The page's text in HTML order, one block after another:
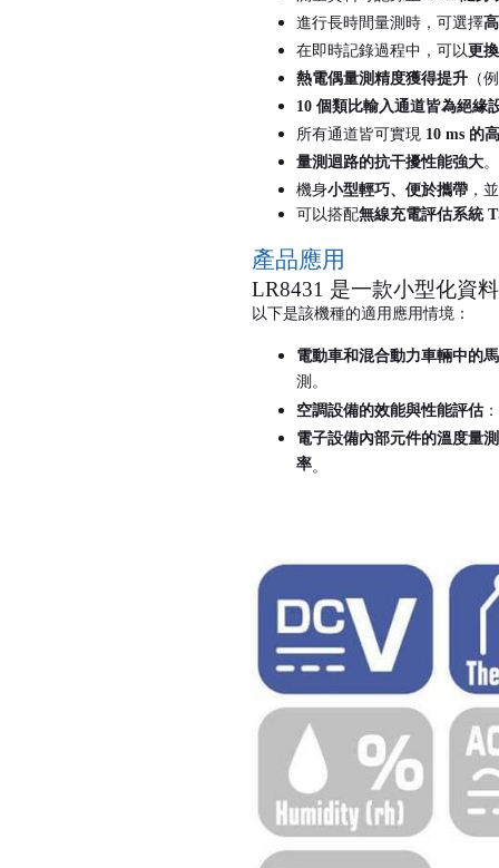
進行長時間量測時，可選擇
在即時記錄過程中，可以更
熱電偶量測精度獲得提升 （
10 個類比輸入通道皆為絕緣
所有通道皆可實現 10 ms 的
量測迴路的抗干擾性能強大。
機身小型輕巧、便於攜帶 ，
可以搭配無線充電評估系統
產品應用
LR8431 是一款小型化資
以下是該機種的適用應用情境：
電動車和混合動力車輛中的
測。
空調設備的效能與性能評估 ：
電子設備內部元件的溫度量
率。